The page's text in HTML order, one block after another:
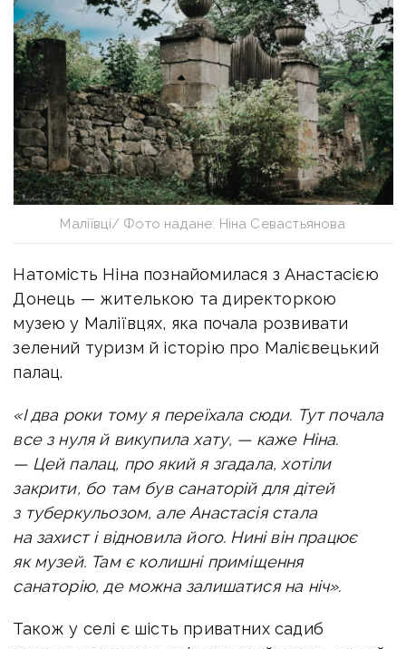
Маліївці/ Фото надане: Ніна Севастьянова
Натомість Ніна познайомилася з Анастасією
Донець — жителькою та директоркою
музею у Маліївцях, яка почала розвивати
зелений туризм й історію про Малієвецький
палац.
«І два роки тому я переїхала сюди. Тут почала
все з нуля й викупила хату, — каже Ніна.
— Цей палац, про який я згадала, хотіли
закрити, бо там був санаторій для дітей
з туберкульозом, але Анастасія стала
на захист і відновила його. Нині він працює
як музей. Там є колишні приміщення
санаторію, де можна залишатися на ніч».
Також у селі є шість приватних садиб